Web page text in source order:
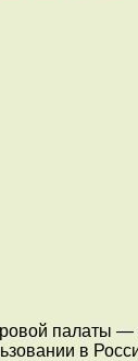
палаты —
в